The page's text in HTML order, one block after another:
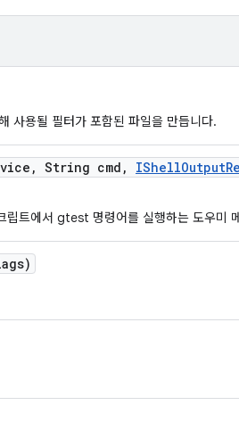
용될 필터가 포함된 파일을 만듭니다.
, String cmd , IShellOutput
립트에서 gtest 명령어를 실행하는 도우미